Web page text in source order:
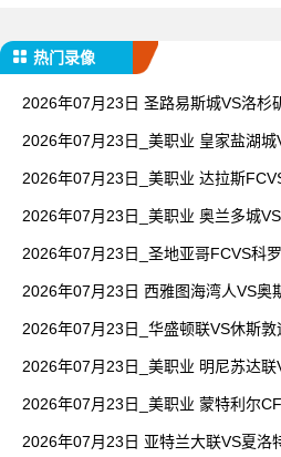
热门录像
2026年07月23日 圣路易斯城VS洛杉
2026年07月23日_美职业 皇家盐湖城
2026年07月23日_美职业 达拉斯
2026年07月23日_美职业 奥兰多城
2026年07月23日_圣地亚哥FCVS科
2026年07月23日 西雅图海湾人VS奥
2026年07月23日_华盛顿联VS休斯敦
2026年07月23日_美职业 明尼苏达联
2026年07月23日_美职业 蒙特利尔
2026年07月23日 亚特兰大联VS夏洛